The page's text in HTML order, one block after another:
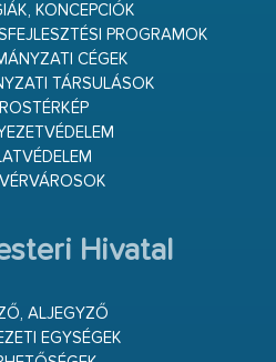
KONCEPCIÓK
PROGRAMOK
CÉGEK
TÁRSULÁSOK
Hivatal
ALJEGYZŐ
EGYSÉGEK